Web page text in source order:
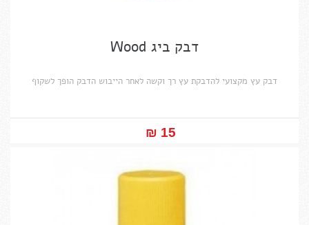
דבק ביג Wood
דבק עץ מקצועי להדבקת עץ רך וקשה לאחר הייבוש הדבק הופך לשקוף
15 ₪‎